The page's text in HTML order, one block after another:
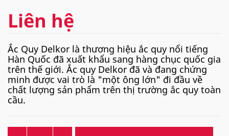
Liên hệ
Ắc Quy Delkor là thương hiệu ắc quy nổi tiếng
Hàn Quốc đã xuất khẩu sang hàng chục quốc gia
trên thế giới. Ắc quy Delkor đã và đang chứng
minh được vai trò là "một ông lớn" đi đầu về
chất lượng sản phẩm trên thị trường ắc quy toàn
cầu.